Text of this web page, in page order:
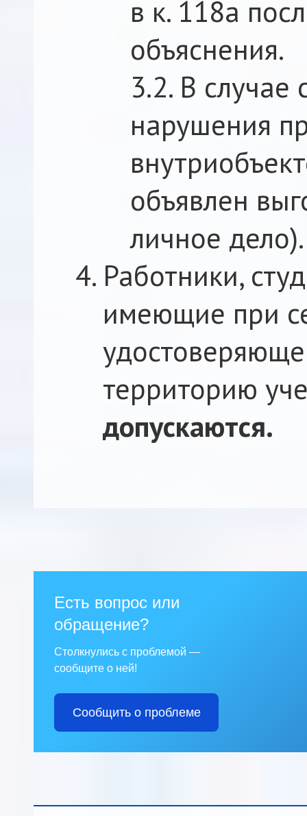
в к. 118a
объяснения.
3.2. В случае
нарушения
объявлен
личное дело).
Работники,
имеющие при
территорию
допускаются.
Есть вопрос или
обращение?
Столкнулись с проблемой —
сообщите о ней!
Сообщить о проблеме